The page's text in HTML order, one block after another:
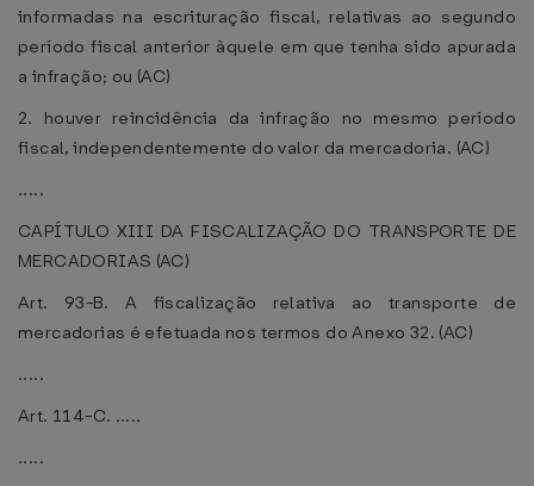
informadas na escrituração fiscal, relativas ao segundo
período fiscal anterior àquele em que tenha sido apurada
a infração; ou (AC)
2. houver reincidência da infração no mesmo período
fiscal, independentemente do valor da mercadoria. (AC)
.....
CAPÍTULO XIII DA FISCALIZAÇÃO DO TRANSPORTE DE
MERCADORIAS (AC)
Art. 93-B. A fiscalização relativa ao transporte de
mercadorias é efetuada nos termos do Anexo 32. (AC)
.....
Art. 114-C. .....
.....